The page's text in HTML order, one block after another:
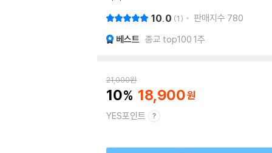
10.0 1 판매지수 780
베스트 종교 top100 1주
21,000원
10 18,900
YES포인트